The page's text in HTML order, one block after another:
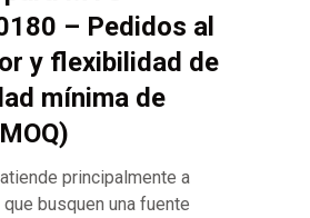
– Pedidos al
y flexibilidad de
mínima de
principalmente a
busquen una fuente